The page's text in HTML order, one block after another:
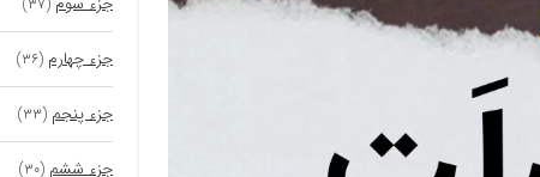
جزء چهارم (۳۶)
جزء پنجم (۳۳)
جزء ششم (۳۰)